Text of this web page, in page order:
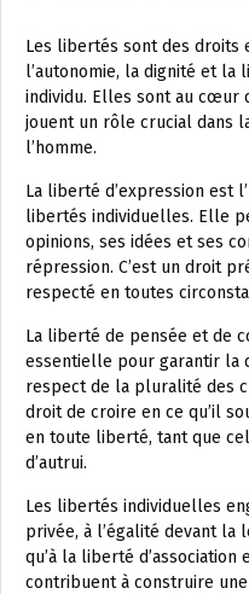
Les libertés sont des droits
l’autonomie, la dignité et la
individu. Elles sont au cœur
jouent un rôle crucial dans
l’homme.
La liberté d’expression est
libertés individuelles. Elle
opinions, ses idées et ses
répression. C’est un droit
respecté en toutes
La liberté de pensée et de
essentielle pour garantir la
respect de la pluralité des
droit de croire en ce qu’il
en toute liberté, tant que
d’autrui.
Les libertés individuelles
privée, à l’égalité devant la
qu’à la liberté d’association
contribuent à construire